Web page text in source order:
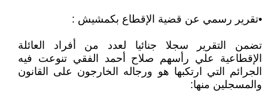
•تقرير رسمي عن قضية الإقطاع بكمشيش :
تضمن التقرير سجلا جنائيا لعدد من أفراد العائلة
الإقطاعية علي رأسهم صلاح أحمد الفقي تنوعت فيه
الجرائم التي ارتكبها هو ورجاله الخارجون على القانون
والمسجلين منها: